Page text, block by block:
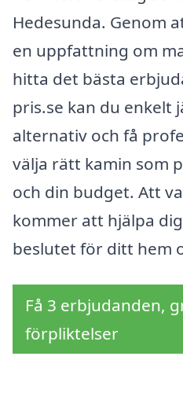
Hedesunda. Genom
en uppfattning om
hitta det bästa
pris.se kan du enkelt
alternativ och få
välja rätt kamin som
och din budget. Att
kommer att hjälpa
beslutet för ditt hem
Få 3 erbjudanden,
förpliktelser